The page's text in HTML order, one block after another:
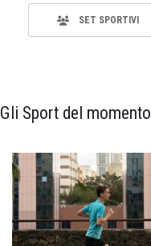
SET SPORTIVI
Gli Sport del momento